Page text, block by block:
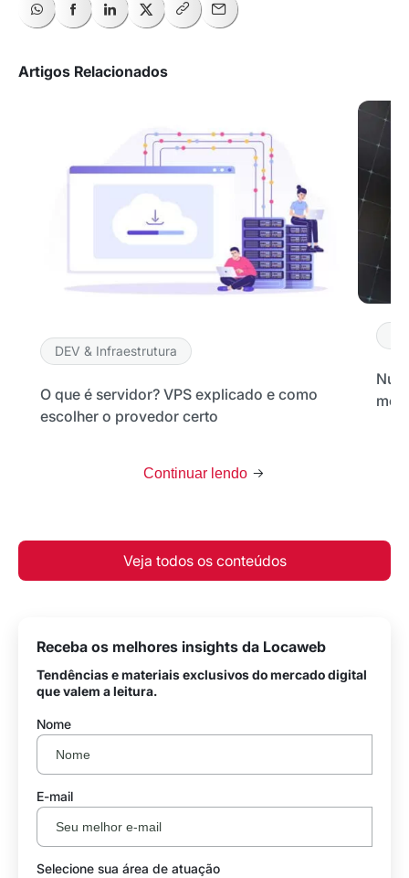
Artigos Relacionados
DEV & Infraestrutura
O que é servidor? VPS explicado e como
escolher o provedor certo
Continuar lendo
Veja todos os conteúdos
Receba os melhores insights da Locaweb
Tendências e materiais exclusivos do mercado digital
que valem a leitura.
Nome
E-mail
Selecione sua área de atuação